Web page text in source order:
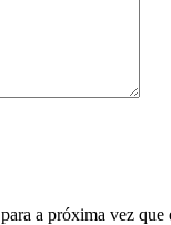
a próxima vez que